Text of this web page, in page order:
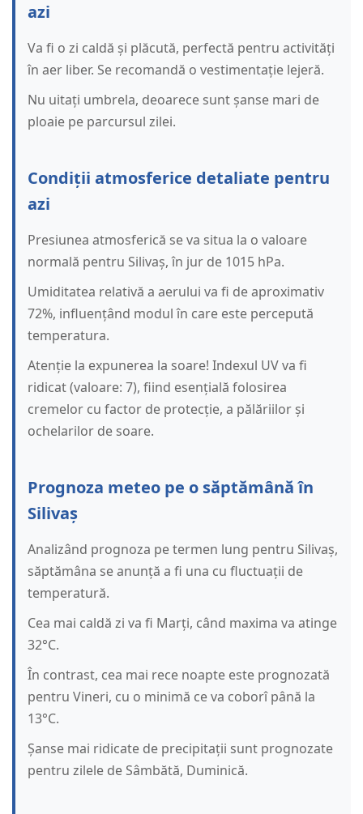
azi
Va fi o zi caldă și plăcută, perfectă pentru activități
în aer liber. Se recomandă o vestimentație lejeră.
Nu uitați umbrela, deoarece sunt șanse mari de
ploaie pe parcursul zilei.
Condiții atmosferice detaliate pentru
azi
Presiunea atmosferică se va situa la o valoare
normală pentru Silivaș, în jur de 1015 hPa.
Umiditatea relativă a aerului va fi de aproximativ
72%, influențând modul în care este percepută
temperatura.
Atenție la expunerea la soare! Indexul UV va fi
ridicat (valoare: 7), fiind esențială folosirea
cremelor cu factor de protecție, a pălăriilor și
ochelarilor de soare.
Prognoza meteo pe o săptămână în
Silivaș
Analizând prognoza pe termen lung pentru Silivaș,
săptămâna se anunță a fi una cu fluctuații de
temperatură.
Cea mai caldă zi va fi Marți, când maxima va atinge
32°C.
În contrast, cea mai rece noapte este prognozată
pentru Vineri, cu o minimă ce va coborî până la
13°C.
Șanse mai ridicate de precipitații sunt prognozate
pentru zilele de Sâmbătă, Duminică.